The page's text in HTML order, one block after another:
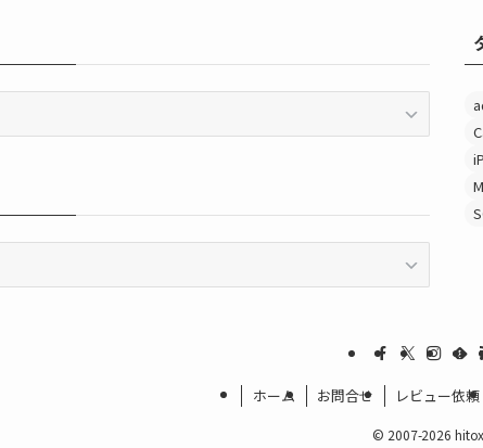
ホーム お問合せ レビュー依頼
© 2007-2026